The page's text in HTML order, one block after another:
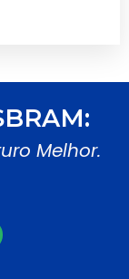
Melhor.